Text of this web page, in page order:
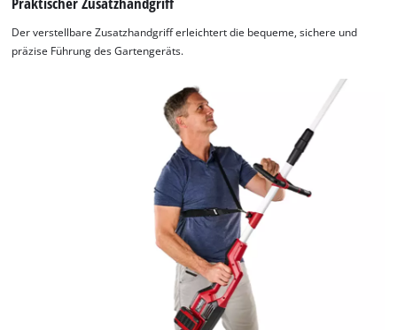
Der verstellbare Zusatzhandgriff erleichtert die bequeme, sichere und
präzise Führung des Gartengeräts.